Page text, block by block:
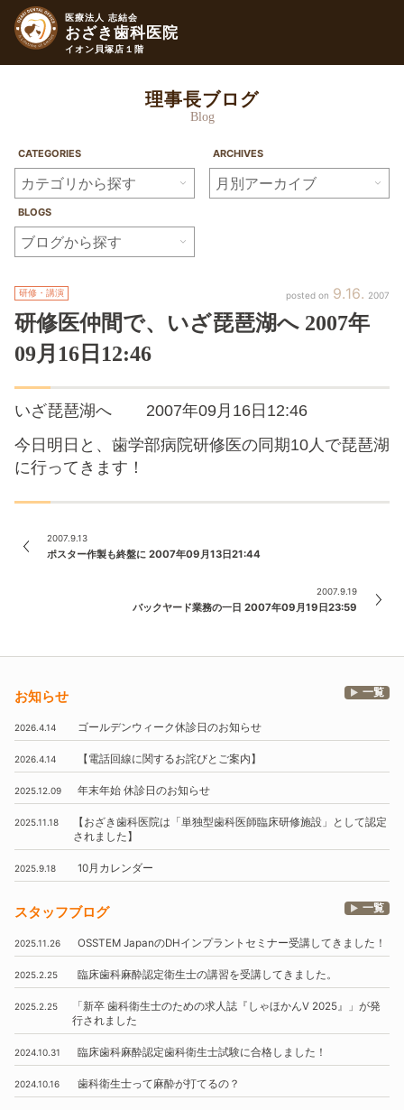
医療法人 志結会
おざき歯科医院
イオン貝塚店１階
理事長ブログ
Blog
CATEGORIES ARCHIVES
BLOGS
9 16 2007
研修・講演
研修医仲間で、 いざ琵琶湖へ 2007年
09月 16日 12:46
いざ琵琶湖へ 2007年09月16日12:46
今日明日と、歯学部病院研修医の同期10人で琵琶湖
に行ってきます！
2007.9.13
ポスター作製も終盤に 2007年09月13日21:44
2007.9.19
バックヤード業務の一日 2007年09月19日23:59
お知らせ 一覧
2026.4.14 ゴールデンウィーク休診日のお知らせ
2026.4.14 【電話回線に関するお詫びとご案内】
2025.12.09 年末年始 休診日のお知らせ
2025.11.18 【おざき歯科医院は 「単独型歯科医師臨床研修施設」
として認定
されました】
2025.9.18 10月 カレンダー
スタッフブログ 一覧
2025.11.26 OSSTEM JapanのDHインプラントセミナー受講してきました！
2025.2.25 臨床歯科麻酔認定衛生士の講習を受講してきました。
2025.2.25 「新卒 歯科衛生士のための求人誌『しゃほかんV 2025』」 が発
行されました
2024.10.31 臨床歯科麻酔認定歯科衛生士試験に合格しました！
2024.10.16 歯科衛生士って麻酔が打てるの？